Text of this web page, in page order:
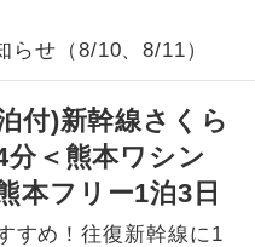
らせ（8/10、8/11）
付)新幹線さくら
＜熊本ワシン
本フリー1泊3日
すめ！往復新幹線に1
（駅）から復路到着空港
行します。
（駅）から最終日出発空港
乗員が同行します。
乗務し、車内での観光案内